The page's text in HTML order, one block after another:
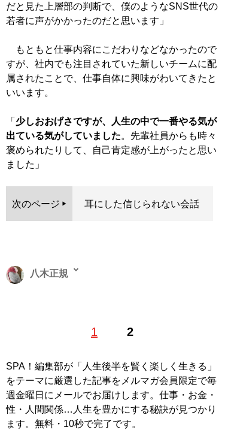
だと見た上層部の判断で、僕のようなSNS世代の
若者に声がかかったのだと思います」
もともと仕事内容にこだわりなどなかったので
すが、社内でも注目されていた新しいチームに配
属されたことで、仕事自体に興味がわいてきたと
いいます。
「 少しおおげさですが、人生の中で一番やる気が
出ている気がしていました。先輩社員からも時々
褒められたりして、自己肯定感が上がったと思い
ました」
次のページ 耳にした信じられない会話
1 2
八木正規
は絵を描くことと、愛犬と行く温泉旅行。将来の夢はペ
記事一覧へ
SPA！編集部が「人生後半を賢く楽しく生きる」
をテーマに厳選した記事をメルマガ会員限定で毎
週金曜日にメールでお届けします。仕事・お金・
性・人間関係…人生を豊かにする秘訣が見つかり
ます。無料・10秒で完了です。